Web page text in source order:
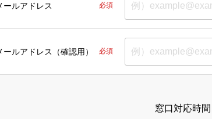
ールアドレス 必須
ールアドレス（確認用） 必須
窓口対応時